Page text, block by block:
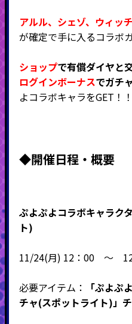
アルル、 シェゾ、 ウィッ
が確定で手に入るコラボ
ショップで有償ダイヤと
ログインボーナスでガチ
よコラボキャラをGET！！
◆開催日程・概要
ぷよぷよコラボキャラク
ト)
11/24(月) 12：00 ～
必要アイテム：
「ぷよぷ
チャ(スポットライト)」